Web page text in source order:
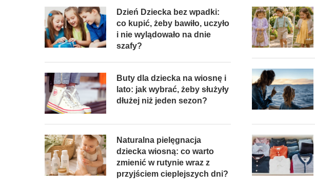
Dzień Dziecka bez wpadki:
co kupić, żeby bawiło, uczyło
i nie wylądowało na dnie
szafy?
Buty dla dziecka na wiosnę i
lato: jak wybrać, żeby służyły
dłużej niż jeden sezon?
Naturalna pielęgnacja
dziecka wiosną: co warto
zmienić w rutynie wraz z
przyjściem cieplejszych dni?